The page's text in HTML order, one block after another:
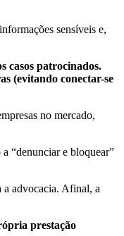
sensíveis e,
casos patrocinados.
(evitando conectar-se
no mercado,
“denunciar e bloquear”
a advocacia. Afinal, a
prestação